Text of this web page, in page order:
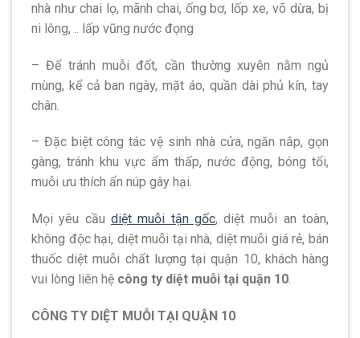
nhà như chai lọ, mãnh chai, ống bơ, lốp xe, võ dừa, bị
ni lông, .. lấp vũng nước đọng
– Để tránh muỗi đốt, cần thường xuyên nằm ngủ
mùng, kể cả ban ngày, mặt áo, quần dài phủ kín, tay
chân.
– Đặc biệt công tác vệ sinh nhà cửa, ngăn nắp, gọn
gàng, tránh khu vực ẩm thấp, nước động, bóng tối,
muỗi ưu thích ẩn núp gây hại.
Mọi yêu cầu diệt muỗi tận gốc, diệt muỗi an toàn,
không độc hại, diệt muỗi tại nhà, diệt muỗi giá rẻ, bán
thuốc diệt muỗi chất lượng tại quận 10, khách hàng
vui lòng liên hệ công ty diệt muỗi tại quận 10.
CÔNG TY DIỆT MUỖI TẠI QUẬN 10